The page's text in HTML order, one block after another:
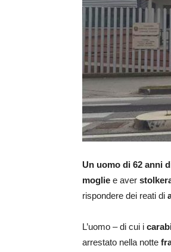
Un uomo di 62 anni
moglie e aver
rispondere dei reati di
L’uomo – di cui i
arrestato nella notte